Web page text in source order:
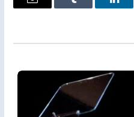
لينكدإن Tumblr
البريد